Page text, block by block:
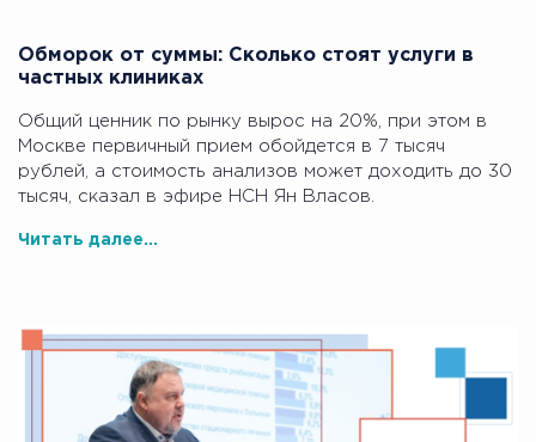
Обморок от суммы: Сколько стоят услуги в
частных клиниках
Общий ценник по рынку вырос на 20%, при этом в
Москве первичный прием обойдется в 7 тысяч
рублей, а стоимость анализов может доходить до 30
тысяч, сказал в эфире НСН Ян Власов.
Читать далее...